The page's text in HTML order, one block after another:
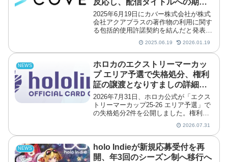
が高まる
2025年6月19日にカバー株式会社が株式
会社アクアプラスの著作物の利用に関す
る包括的使用許諾契約を結んだと発表し
ました。カバーがアクアプラスと包括的
使用許諾契約カバー株式会社は株式会社
アクアプラスの著作物の利用に関する包
括的使用許諾契約を...
2025.06.19 2026.01.19
NEWS
ホロカのエクストリーマーカッ
プ エリア予選で失格処分、権利
証の譲渡となりすましの詳細が
公開
2026年7月31日、ホロカ公式が「エクス
トリーマーカップ25-26 エリア予選」で
の失格処分2件を公開しました。権利証
や本人確認書類の譲渡・なりすましが理
由で、当事者4名に約18ヶ月と約36ヶ月
の入場禁止と参加資格停止が科されてい
ます。
2026.07.31
NEWS
holo Indieが新規応募受付を再
開、年3回のシーズン制へ移行へ